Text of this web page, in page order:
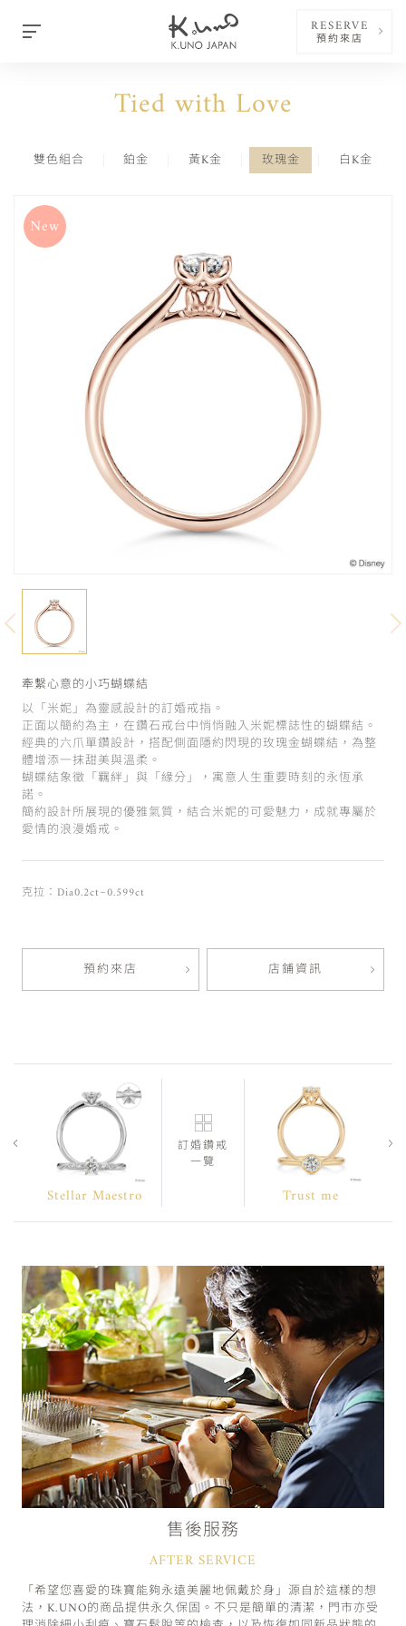
RESERVE
預約來店
Tied with Love
雙色組合 鉑金 黃K金 玫瑰金 白K金
牽繫心意的小巧蝴蝶結
以「米妮」為靈感設計的訂婚戒指。
正面以簡約為主，在鑽石戒台中悄悄融入米妮標誌性的蝴蝶結。
經典的六爪單鑽設計，搭配側面隱約閃現的玫瑰金蝴蝶結，為整
體增添一抹甜美與溫柔。
蝴蝶結象徵「羈絆」與「緣分」，寓意人生重要時刻的永恆承
諾。
簡約設計所展現的優雅氣質，結合米妮的可愛魅力，成就專屬於
愛情的浪漫婚戒。
克拉：Dia0.2ct~0.599ct
預約來店 店鋪資訊
Stellar Maestro
訂婚鑽戒
一覽
Trust me
售後服務
AFTER SERVICE
「希望您喜愛的珠寶能夠永遠美麗地佩戴於身」源自於這樣的想
法，K.UNO的商品提供永久保固。不只是簡單的清潔，門市亦受